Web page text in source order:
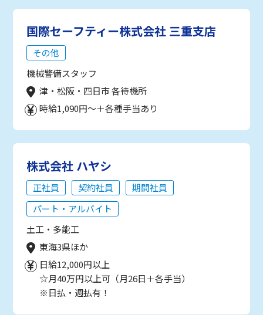
国際セーフティー株式会社 三重支店
その他
機械警備スタッフ
津・松阪・四日市 各待機所
時給1,090円～＋各種手当あり
株式会社 ハヤシ
正社員 契約社員
期間社員
パート・アルバイト
土工・多能工
東海3県ほか
日給12,000円以上
☆月40万円以上可（月26日＋各手当）
※日払・週払有！